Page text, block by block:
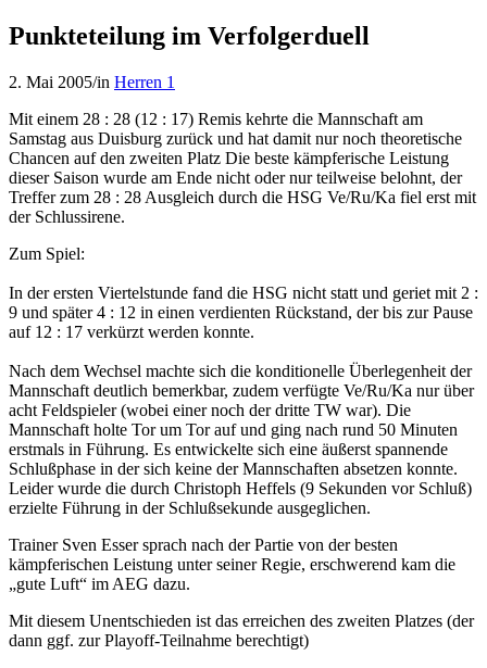
Punkteteilung im Verfolgerduell
2. Mai 2005/in Herren 1
Mit einem 28 : 28 (12 : 17) Remis kehrte die Mannschaft am
Samstag aus Duisburg zurück und hat damit nur noch theoretische
Chancen auf den zweiten Platz Die beste kämpferische Leistung
dieser Saison wurde am Ende nicht oder nur teilweise belohnt, der
Treffer zum 28 : 28 Ausgleich durch die HSG Ve/Ru/Ka fiel erst mit
der Schlussirene.
Zum Spiel:
In der ersten Viertelstunde fand die HSG nicht statt und geriet mit 2 :
9 und später 4 : 12 in einen verdienten Rückstand, der bis zur Pause
auf 12 : 17 verkürzt werden konnte.
Nach dem Wechsel machte sich die konditionelle Überlegenheit der
Mannschaft deutlich bemerkbar, zudem verfügte Ve/Ru/Ka nur über
acht Feldspieler (wobei einer noch der dritte TW war). Die
Mannschaft holte Tor um Tor auf und ging nach rund 50 Minuten
erstmals in Führung. Es entwickelte sich eine äußerst spannende
Schlußphase in der sich keine der Mannschaften absetzen konnte.
Leider wurde die durch Christoph Heffels (9 Sekunden vor Schluß)
erzielte Führung in der Schlußsekunde ausgeglichen.
Trainer Sven Esser sprach nach der Partie von der besten
kämpferischen Leistung unter seiner Regie, erschwerend kam die
„gute Luft“ im AEG dazu.
Mit diesem Unentschieden ist das erreichen des zweiten Platzes (der
dann ggf. zur Playoff-Teilnahme berechtigt)